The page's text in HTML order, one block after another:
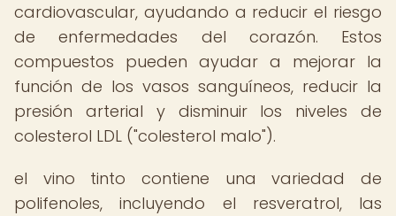
cardiovascular, ayudando a reducir el riesgo
de enfermedades del corazón. Estos
compuestos pueden ayudar a mejorar la
función de los vasos sanguíneos, reducir la
presión arterial y disminuir los niveles de
colesterol LDL ("colesterol malo").
el vino tinto contiene una variedad de
polifenoles, incluyendo el resveratrol, las